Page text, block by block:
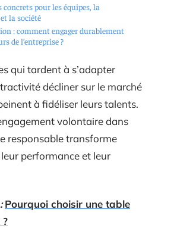
concrets pour les équipes, la
la société
: comment engager durablement
de l’entreprise ?
qui tardent à s’adapter
décliner sur le marché
à fidéliser leurs talents.
volontaire dans
responsable transforme
performance et leur
Pourquoi choisir une table